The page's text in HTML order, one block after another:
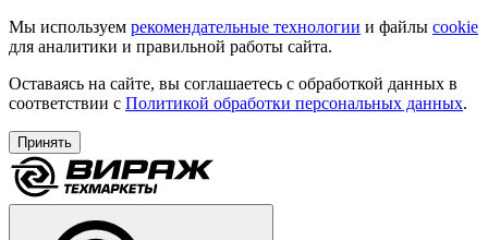
Мы используем рекомендательные технологии и файлы cookie
для аналитики и правильной работы сайта.
Оставаясь на сайте, вы соглашаетесь с обработкой данных в
соответствии с Политикой обработки персональных данных.
Принять